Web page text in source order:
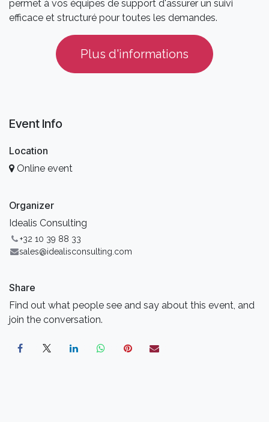
permet à vos équipes de support d'assurer un suivi
efficace et structuré pour toutes les demandes.
Plus d'informations
Event Info
Location
Online event
Organizer
Idealis Consulting
+32 10 39 88 33
sales@idealisconsulting.com
Share
Find out what people see and say about this event, and
join the conversation.